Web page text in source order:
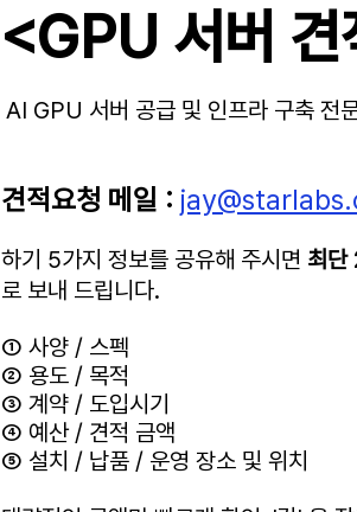
<GPU 서버 견
AI GPU 서버 공급 및 인프라 구축 전
견적요청 메일 :
하기 5가지 정보를 공유해 주시면 최단
로 보내 드립니다.
① 사양 / 스펙
② 용도 / 목적
③ 계약 / 도입시기
④ 예산 / 견적 금액
⑤ 설치 / 납품 / 운영 장소 및 위치